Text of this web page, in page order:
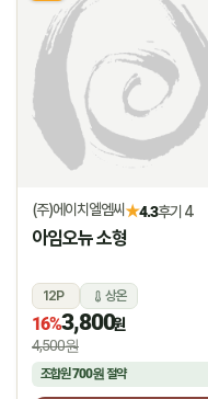
(주)에이치엘엠씨★4.3후기 4
아임오뉴 소형
12P 상온
16%3,800원
4,500원
조합원700원 절약